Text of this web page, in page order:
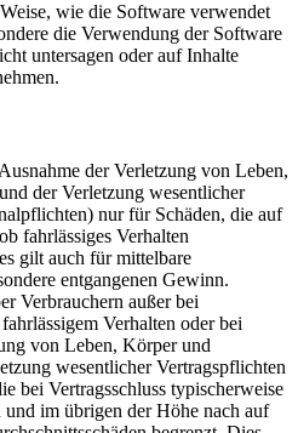
wie die Software verwendet
die Verwendung der Software
untersagen oder auf Inhalte
der Verletzung von Leben,
der Verletzung wesentlicher
nur für Schäden, die auf
fahrlässiges Verhalten
gilt auch für mittelbare
entgangenen Gewinn.
Verbrauchern außer bei
Verhalten oder bei
von Leben, Körper und
wesentlicher Vertragspflichten
bei Vertragsschluss typischerweise
und im übrigen der Höhe nach auf